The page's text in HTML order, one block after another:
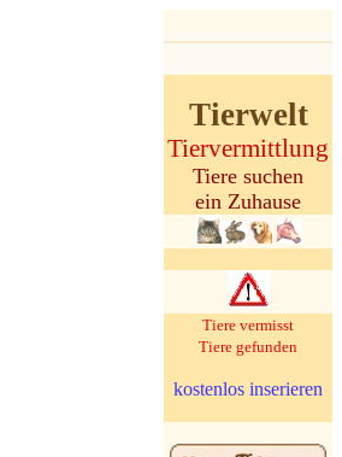
Tierwelt
Tiervermittlung
Tiere suchen
ein Zuhause
Tiere vermisst
Tiere gefunden
kostenlos inserieren